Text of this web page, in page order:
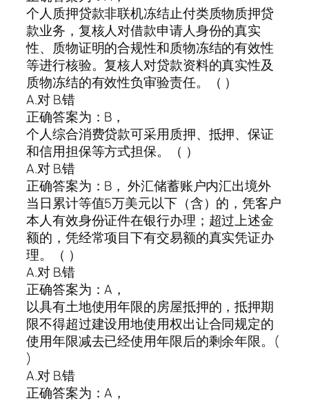
个人质押贷款非联机冻结止付类质物质押贷
款业务，复核人对借款申请人身份的真实
性、质物证明的合规性和质物冻结的有效性
等进行核验。复核人对贷款资料的真实性及
质物冻结的有效性负审验责任。（ ）
A.对 B.错
正确答案为：B，
个人综合消费贷款可采用质押、抵押、保证
和信用担保等方式担保。（ ）
A.对 B.错
正确答案为：B， 外汇储蓄账户内汇出境外
当日累计等值5万美元以下（含）的，凭客户
本人有效身份证件在银行办理；超过上述金
额的，凭经常项目下有交易额的真实凭证办
理。（ ）
A.对 B.错
正确答案为：A，
以具有土地使用年限的房屋抵押的，抵押期
限不得超过建设用地使用权出让合同规定的
使用年限减去已经使用年限后的剩余年限。(
)
A.对 B.错
正确答案为：A，